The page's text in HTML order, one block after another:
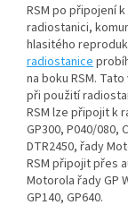
RSM po připojení
radiostanici,
hlasitého
radiostanice
na boku RSM.
při použití
RSM lze připojit k
GP300, P040/080,
DTR2450, řady
RSM připojit přes
Motorola řady GP
GP140, GP640.